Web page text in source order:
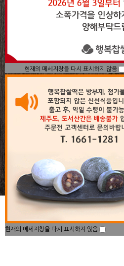
현재의 메세지창을 다시 표시하지 않음
현재의 메세지창을 다시 표시하지 않음